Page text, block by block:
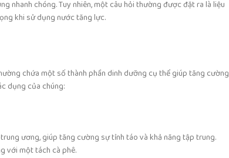
nhanh chóng. Tuy nhiên, một câu hỏi thường được đặt ra là liệu
khi sử dụng nước tăng lực.
chứa một số thành phần dinh dưỡng cụ thể giúp tăng cường
dụng của chúng:
ương, giúp tăng cường sự tỉnh táo và khả năng tập trung.
với một tách cà phê.